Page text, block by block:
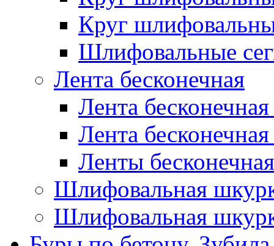
Круг
Шлифовальные
Лента бесконечная
Лента
Лента
Ленты
Шлифовальная
Шлифовальная